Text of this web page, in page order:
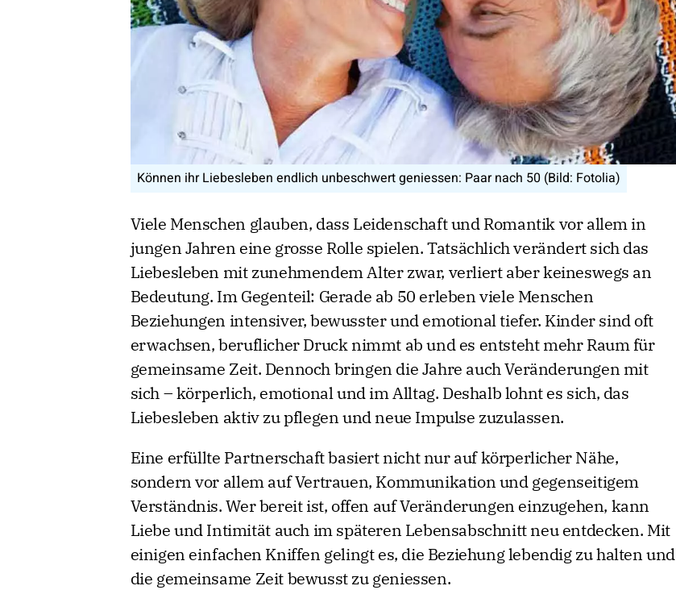
Können ihr Liebesleben endlich unbeschwert geniessen: Paar nach 50 (Bild: Fotolia)
Viele Menschen glauben, dass Leidenschaft und Romantik vor allem in
jungen Jahren eine grosse Rolle spielen. Tatsächlich verändert sich das
Liebesleben mit zunehmendem Alter zwar, verliert aber keineswegs an
Bedeutung. Im Gegenteil: Gerade ab 50 erleben viele Menschen
Beziehungen intensiver, bewusster und emotional tiefer. Kinder sind oft
erwachsen, beruflicher Druck nimmt ab und es entsteht mehr Raum für
gemeinsame Zeit. Dennoch bringen die Jahre auch Veränderungen mit
sich – körperlich, emotional und im Alltag. Deshalb lohnt es sich, das
Liebesleben aktiv zu pflegen und neue Impulse zuzulassen.
Eine erfüllte Partnerschaft basiert nicht nur auf körperlicher Nähe,
sondern vor allem auf Vertrauen, Kommunikation und gegenseitigem
Verständnis. Wer bereit ist, offen auf Veränderungen einzugehen, kann
Liebe und Intimität auch im späteren Lebensabschnitt neu entdecken. Mit
einigen einfachen Kniffen gelingt es, die Beziehung lebendig zu halten und
die gemeinsame Zeit bewusst zu geniessen.